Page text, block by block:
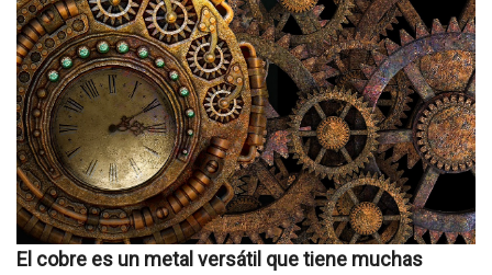
El cobre es un metal versátil que tiene muchas